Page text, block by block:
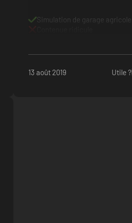
Simulation de garage agricole
13 août 2019 Utile ?